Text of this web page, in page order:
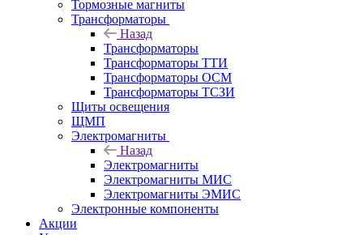
Тормозные магниты
Трансформаторы
Назад
Трансформаторы
Трансформаторы ТТИ
Трансформаторы ОСМ
Трансформаторы ТСЗИ
Щиты освещения
ЩМП
Электромагниты
Назад
Электромагниты
Электромагниты МИС
Электромагниты ЭМИС
Электронные компоненты
Акции